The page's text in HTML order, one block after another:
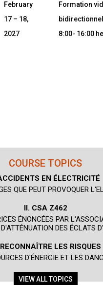
February
17 – 18,
2027
Formation
8:00- 16:00
COURSE TOPICS
EN ÉLECTRICITÉ
QUE PEUT PROVOQUER
II. CSA Z462
ÉNONCÉES PAR
DES ÉCLATS
LES RISQUES
D'ÉNERGIE ET LES
VIEW ALL TOPICS